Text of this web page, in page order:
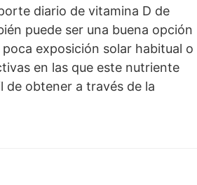
diario de vitamina D de
puede ser una buena opción
exposición solar habitual o
en las que este nutriente
de obtener a través de la